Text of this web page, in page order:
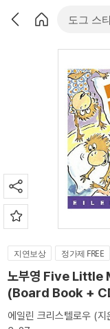
지연보상 정가제 FREE
노부영 Five
(Board Book +
에일린 크리스텔로우 (지